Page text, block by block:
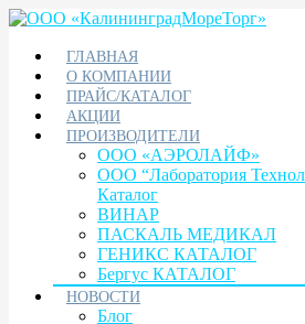
ГЛАВНАЯ
О КОМПАНИИ
ПРАЙС/КАТАЛОГ
АКЦИИ
ПРОИЗВОДИТЕЛИ
ООО «АЭРОЛАЙФ»
ООО “Лаборатория
Каталог
ВИНАР
ПАСКАЛЬ МЕДИКАЛ
ГЕНИКС КАТАЛОГ
Бергус КАТАЛОГ
НОВОСТИ
Блог